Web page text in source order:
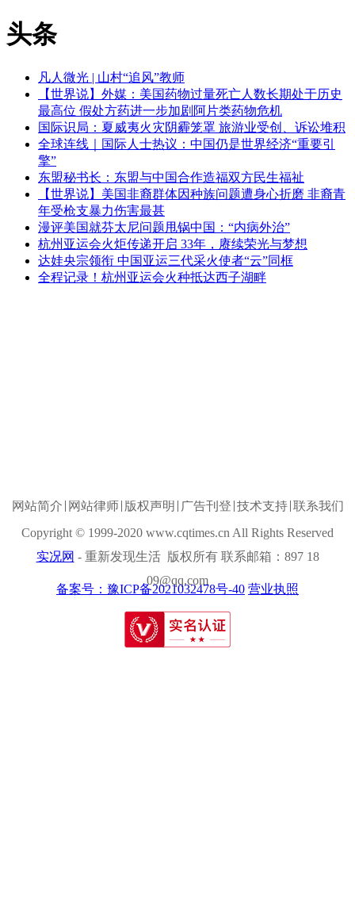
头条
凡人微光 | 山村“追风”教师
【世界说】外媒：美国药物过量死亡人数长期处于历史
最高位 假处方药进一步加剧阿片类药物危机
国际识局：夏威夷火灾阴霾笼罩 旅游业受创、诉讼堆积
全球连线｜国际人士热议：中国仍是世界经济“重要引
擎”
东盟秘书长：东盟与中国合作造福双方民生福祉
【世界说】美国非裔群体因种族问题遭身心折磨 非裔青
年受枪支暴力伤害最甚
漫评美国就芬太尼问题甩锅中国：“内病外治”
杭州亚运会火炬传递开启 33年，赓续荣光与梦想
达娃央宗领衔 中国亚运三代采火使者“云”同框
全程记录！杭州亚运会火种抵达西子湖畔
网站简介 网站律师 版权声明 广告刊登 技术支持 联系我们
Copyright © 1999-2020 www.cqtimes.cn All Rights Reserved
实况网 - 重新发现生活 版权所有 联系邮箱：897 18
09@qq.com
备案号：豫ICP备2021032478号-40 营业执照